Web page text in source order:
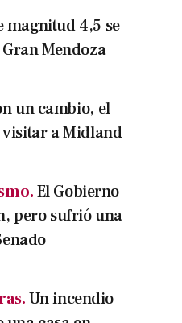
magnitud 4,5 se
Mendoza
un cambio, el
a Midland
El Gobierno
pero sufrió una
Un incendio